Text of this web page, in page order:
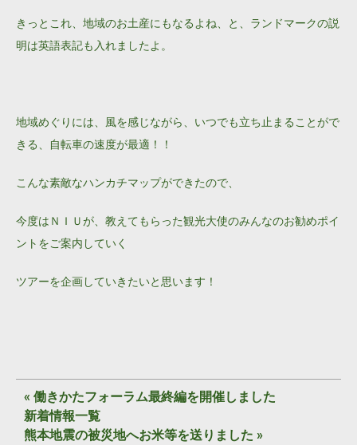
きっとこれ、地域のお土産にもなるよね、と、ランドマークの説
明は英語表記も入れましたよ。
地域めぐりには、風を感じながら、いつでも立ち止まることがで
きる、自転車の速度が最適！！
こんな素敵なハンカチマップができたので、
今度はＮＩＵが、教えてもらった観光大使のみんなのお勧めポイ
ントをご案内していく
ツアーを企画していきたいと思います！
« 働きかたフォーラム最終編を開催しました
新着情報一覧
熊本地震の被災地へお米等を送りました »